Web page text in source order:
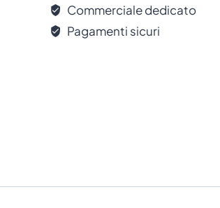
Commerciale dedicato
Pagamenti sicuri